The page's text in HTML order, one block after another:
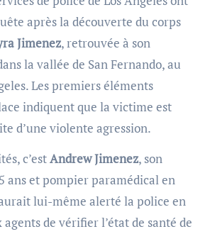
après la découverte du corps
Jimenez, retrouvée à son
la vallée de San Fernando, au
Les premiers éléments
indiquent que la victime est
d’une violente agression.
c’estAndrew Jimenez, son
ans et pompier paramédical en
lui-même alerté la police en
de vérifier l’état de santé de